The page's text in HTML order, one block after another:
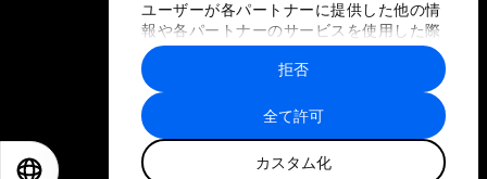
ユーザーが各パートナーに提供した他の情
報や各パートナーのサービスを使用した際
に収集された情報と組み合わされ、各パー
トナーによって使用されることがありま
す。
全て許可
カスタム化
拒否
プライバシーポリシーと利用規約
サイトマップ
©
世界経済フォーラム